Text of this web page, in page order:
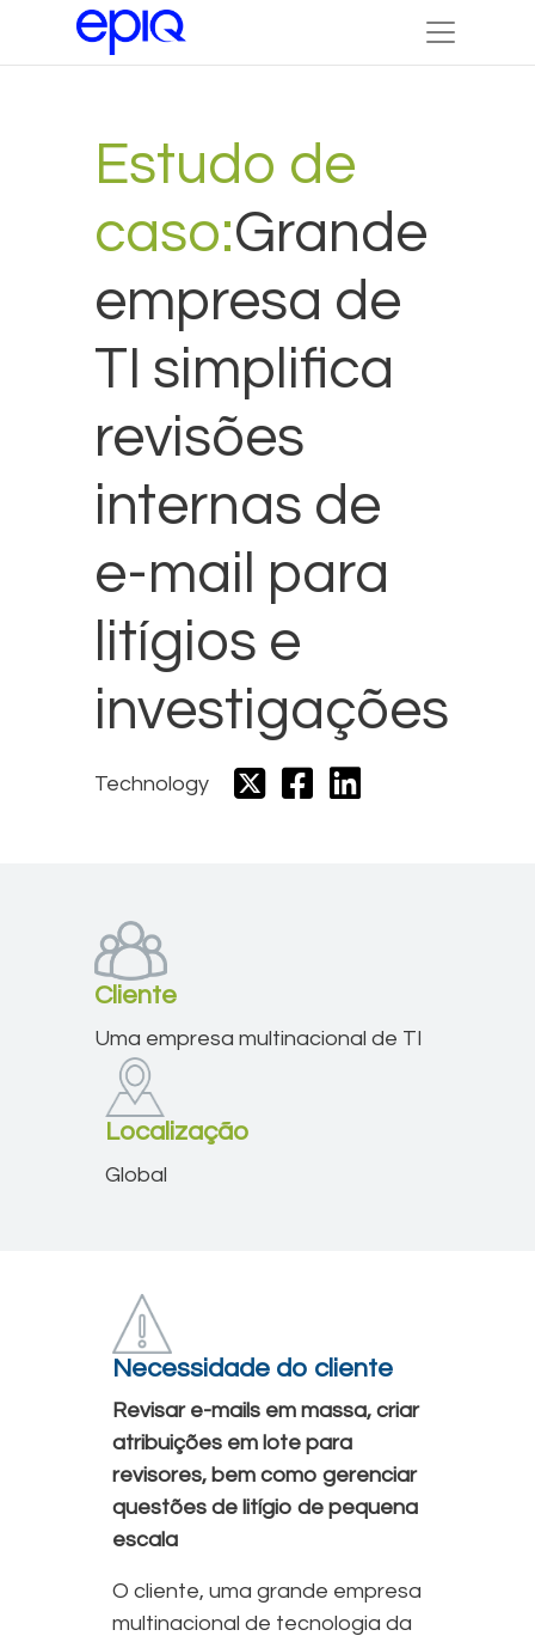
Estudo de
caso:Grande
empresa de
TI simplifica
revisões
internas de
e-mail para
litígios e
investigações
Technology
Cliente
Uma empresa multinacional de TI
Localização
Global
Necessidade do cliente
Revisar e-mails em massa, criar
atribuições em lote para
revisores, bem como gerenciar
questões de litígio de pequena
escala
O cliente, uma grande empresa
multinacional de tecnologia da